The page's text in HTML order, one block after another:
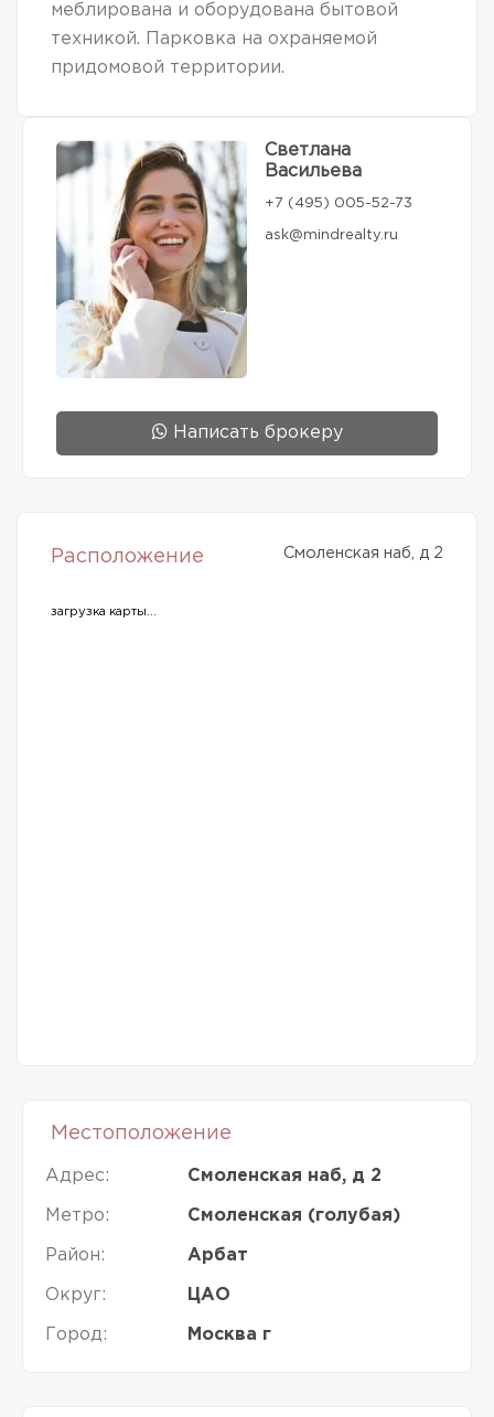
меблирована и оборудована бытовой
техникой. Парковка на охраняемой
придомовой территории.
Светлана
Васильева
+7 (495) 005-52-73
ask@mindrealty.ru
Написать брокеру
Расположение Смоленская наб, д 2
загрузка карты...
Местоположение
Адрес: Смоленская наб, д 2
Метро: Смоленская (голубая)
Район: Арбат
Округ: ЦАО
Город: Москва г